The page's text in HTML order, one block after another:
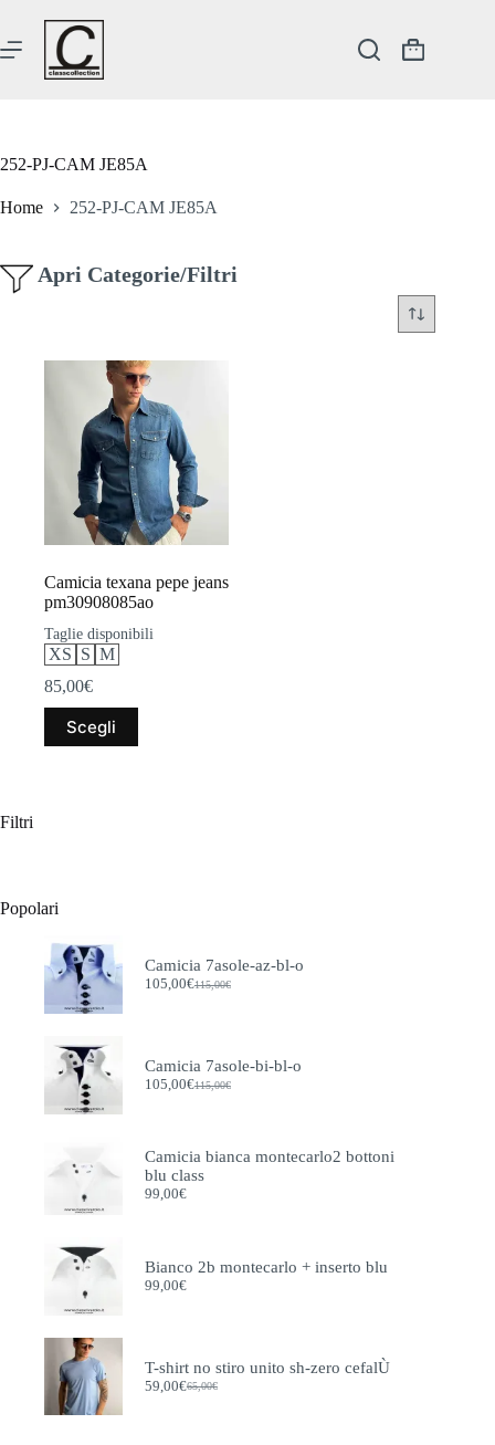
contenuto
Carrello
252-PJ-CAM JE85A
Home 252-PJ-CAM JE85A
Apri Categorie/Filtri
Camicia texana pepe jeans
pm30908085ao
Taglie disponibili
XS S M
85,00€
Scegli
Questo
prodotto
nella
del
prodotto
Filtri
Popolari
Camicia 7asole-az-bl-o
115,00€
Il
115,00€.
105,00€
Il
105,00€.
Camicia 7asole-bi-bl-o
115,00€
Il
115,00€.
105,00€
Il
105,00€.
Camicia bianca montecarlo2 bottoni
blu class
99,00€
Bianco 2b montecarlo + inserto blu
99,00€
T-shirt no stiro unito sh-zero cefalÙ
65,00€
Il
59,00€
Il